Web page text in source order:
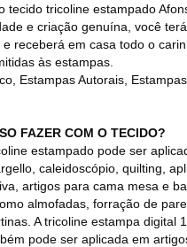
tecido tricoline estampado
e criação genuína, você
receberá em casa todo o
às estampas.
Estampas Autorais,
FAZER COM O TECIDO?
estampado pode ser
caleidoscópio, quilting,
artigos para cama mesa e
almofadas, forração de
A tricoline estampa digital
pode ser aplicada em